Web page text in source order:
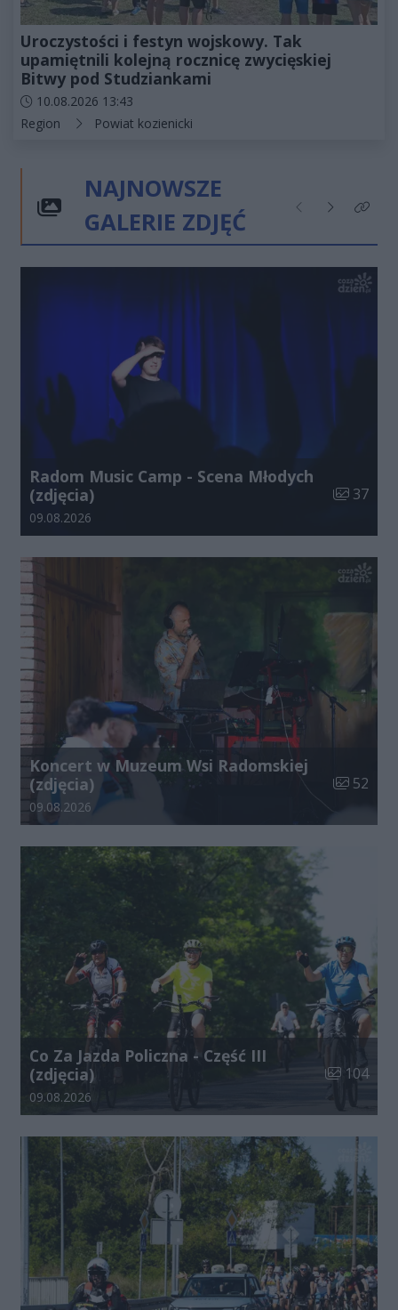
Uroczystości i festyn wojskowy. Tak
upamiętnili kolejną rocznicę zwycięskiej
Bitwy pod Studziankami
Data dodania artykułu:
10.08.2026 13:43
Kategorie artykułu:
Region Powiat kozienicki
NAJNOWSZE
GALERIE ZDJĘĆ
Poprzednie
NastępneKliknij
Radom Music Camp - Scena Młodych
(zdjęcia)
Liczba
37
Data dodania galerii:
09.08.2026
Koncert w Muzeum Wsi Radomskiej
(zdjęcia)
Liczba
52
Data dodania galerii:
09.08.2026
Co Za Jazda Policzna - Część III
(zdjęcia)
Liczba
104
Data dodania galerii:
09.08.2026